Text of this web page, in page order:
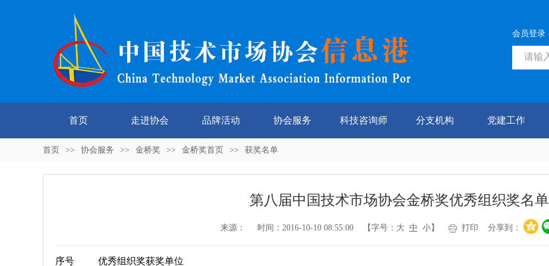
会员登录
首页 走进协会 品牌活动 协会服务 科技咨询师 分支机构 党建工作
首页 >> 协会服务 >> 金桥奖 >> 金桥奖首页 >> 获奖名单
第八届中国技术市场协会金桥奖优秀组织奖名单
来源： 时间：2016-10-10 08:55:00 【字号： 大 中 小】 打印 分享到：
序号 优秀组织奖获奖单位